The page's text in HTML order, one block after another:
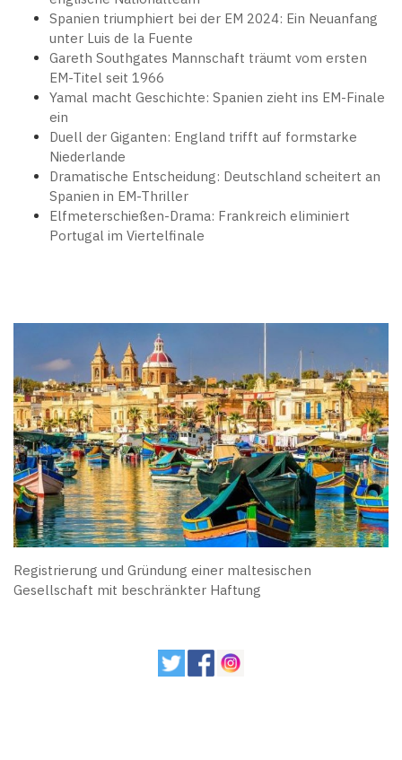
Spanien triumphiert bei der EM 2024: Ein Neuanfang
unter Luis de la Fuente
Gareth Southgates Mannschaft träumt vom ersten
EM-Titel seit 1966
Yamal macht Geschichte: Spanien zieht ins EM-Finale
ein
Duell der Giganten: England trifft auf formstarke
Niederlande
Dramatische Entscheidung: Deutschland scheitert an
Spanien in EM-Thriller
Elfmeterschießen-Drama: Frankreich eliminiert
Portugal im Viertelfinale
Registrierung und Gründung einer maltesischen
Gesellschaft mit beschränkter Haftung